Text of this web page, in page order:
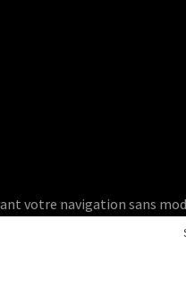
votre navigation sans